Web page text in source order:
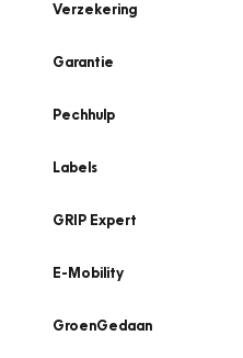
Verzekering
Garantie
Pechhulp
Labels
GRIP Expert
E-Mobility
GroenGedaan